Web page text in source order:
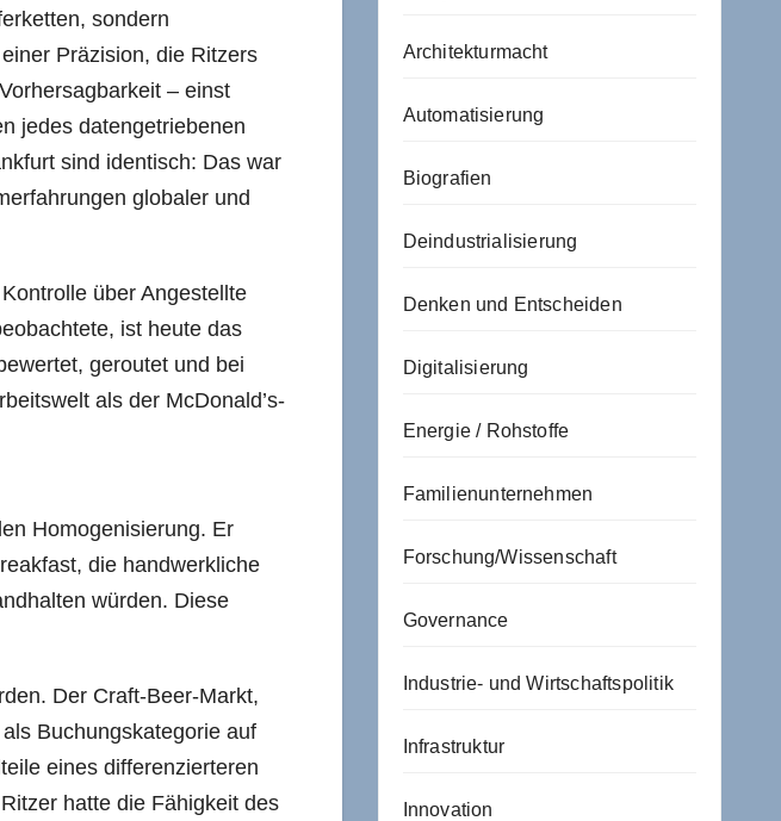
sondern
Präzision, die Ritzers
– einst
jedes datengetriebenen
sind identisch: Das war
globaler und
über Angestellte
ist heute das
geroutet und bei
als der McDonald’s-
Homogenisierung. Er
die handwerkliche
würden. Diese
Der Craft-Beer-Markt,
Buchungskategorie auf
eines differenzierteren
hatte die Fähigkeit des
Architekturmacht
Automatisierung
Biografien
Deindustrialisierung
Denken und Entscheiden
Digitalisierung
Energie / Rohstoffe
Familienunternehmen
Forschung/Wissenschaft
Governance
Industrie- und Wirtschaftspolitik
Infrastruktur
Innovation